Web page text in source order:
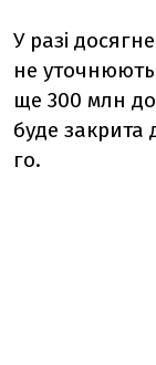
У разі
не
ще 300 млн
буде закрита
го.